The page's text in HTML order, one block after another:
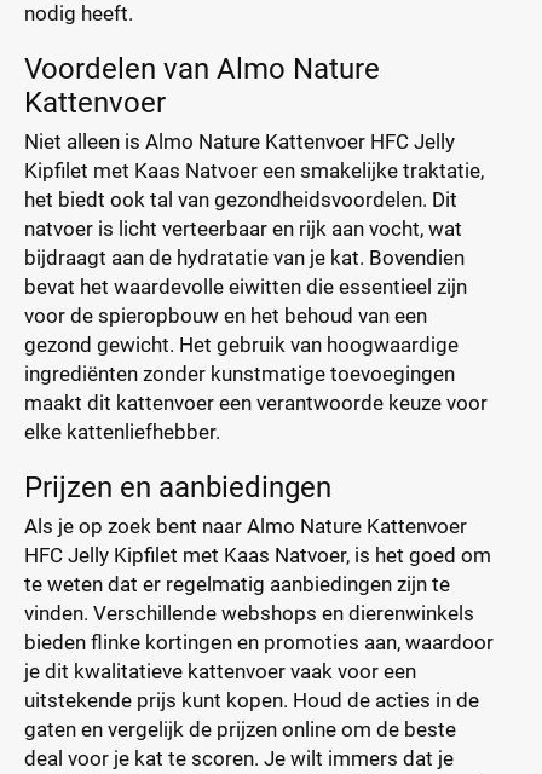
nodig heeft.
Voordelen van Almo Nature
Kattenvoer
Niet alleen is Almo Nature Kattenvoer HFC Jelly
Kipfilet met Kaas Natvoer een smakelijke traktatie,
het biedt ook tal van gezondheidsvoordelen. Dit
natvoer is licht verteerbaar en rijk aan vocht, wat
bijdraagt aan de hydratatie van je kat. Bovendien
bevat het waardevolle eiwitten die essentieel zijn
voor de spieropbouw en het behoud van een
gezond gewicht. Het gebruik van hoogwaardige
ingrediënten zonder kunstmatige toevoegingen
maakt dit kattenvoer een verantwoorde keuze voor
elke kattenliefhebber.
Prijzen en aanbiedingen
Als je op zoek bent naar Almo Nature Kattenvoer
HFC Jelly Kipfilet met Kaas Natvoer, is het goed om
te weten dat er regelmatig aanbiedingen zijn te
vinden. Verschillende webshops en dierenwinkels
bieden flinke kortingen en promoties aan, waardoor
je dit kwalitatieve kattenvoer vaak voor een
uitstekende prijs kunt kopen. Houd de acties in de
gaten en vergelijk de prijzen online om de beste
deal voor je kat te scoren. Je wilt immers dat je